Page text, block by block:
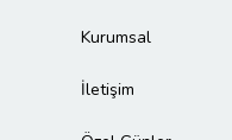
Kurumsal
İletişim